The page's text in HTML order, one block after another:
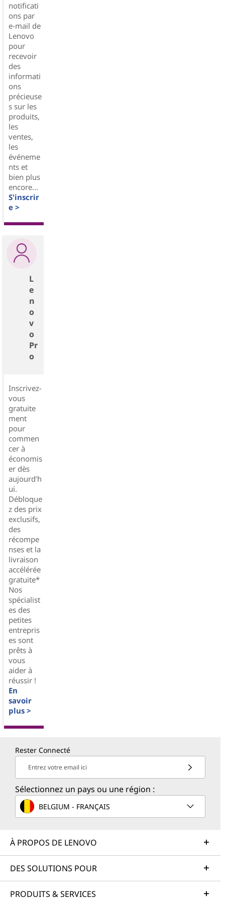
notificati
ons par
e-mail de
Lenovo
pour
recevoir
des
informati
ons
précieuse
s sur les
produits,
les
ventes,
les
événeme
nts et
bien plus
encore...
S'inscrir
e >
L
e
n
o
v
o
Pr
o
Inscrivez-
vous
gratuite
ment
pour
commen
cer à
économis
er dès
aujourd'h
ui.
Débloque
z des prix
exclusifs,
des
récompe
nses et la
livraison
accélérée
gratuite*
Nos
spécialist
es des
petites
entrepris
es sont
prêts à
vous
aider à
réussir !
En
savoir
plus >
Rester Connecté
Entrez votre email ici
Sélectionnez un pays ou une région :
BELGIUM - FRANÇAIS
À PROPOS DE LENOVO
DES SOLUTIONS POUR
PRODUITS & SERVICES